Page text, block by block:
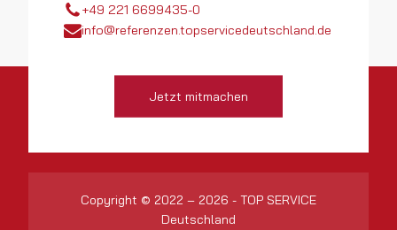
+49 221 6699435-0
info@referenzen.topservicedeutschland.de
Jetzt mitmachen
Copyright © 2022 – 2026 - TOP SERVICE
Deutschland